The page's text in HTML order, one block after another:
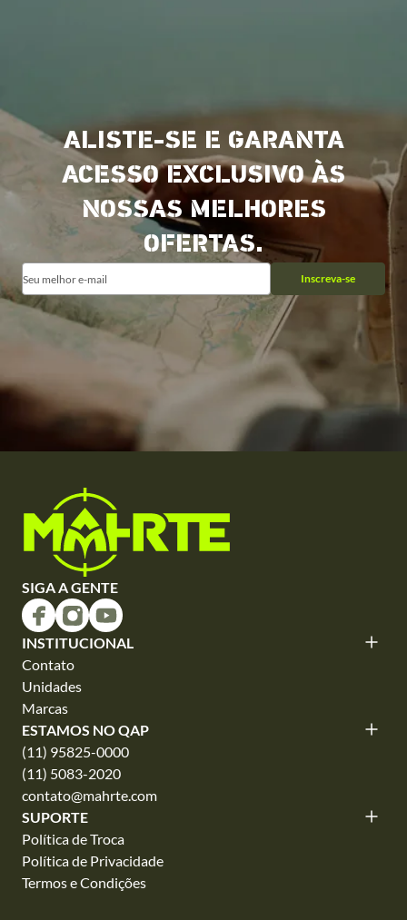
ALISTE-SE E GARANTA
ACESSO EXCLUSIVO ÀS
NOSSAS MELHORES
OFERTAS.
Inscreva-se
SIGA A GENTE
INSTITUCIONAL
Contato
Unidades
Marcas
ESTAMOS NO QAP
(11) 95825-0000
(11) 5083-2020
contato@mahrte.com
SUPORTE
Política de Troca
Política de Privacidade
Termos e Condições